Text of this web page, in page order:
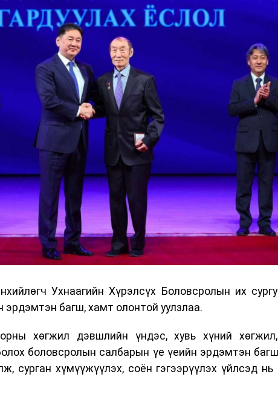
Ухнаагийн Хүрэлсүх Боловсролын их
эрдэмтэн багш, хамт олонтой уулзлаа.
орны хөгжил дэвшлийн үндэс, хувь хүний
боловсролын салбарын үе үеийн эрдэмтэн
сурган хүмүүжүүлэх, соён гэгээрүүлэх үйлсэд